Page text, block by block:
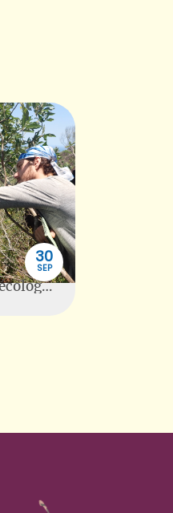
30
SEP
Louis Aureglia, écologue, soutenance de thèse